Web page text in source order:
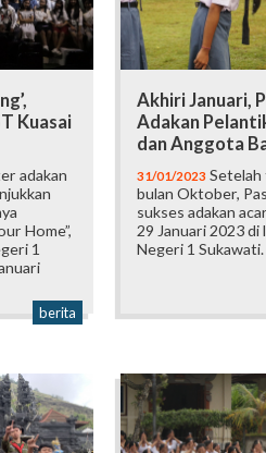
Kuasai
adakan
Home”,
1
berita
Akhiri Januari,
Adakan
dan Anggota
31/01/2023
bulan Oktober,
sukses adakan
29 Januari 2023 di
Negeri 1 Sukawati.